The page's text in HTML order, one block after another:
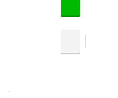
-